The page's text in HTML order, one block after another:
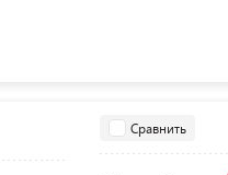
Сравнить